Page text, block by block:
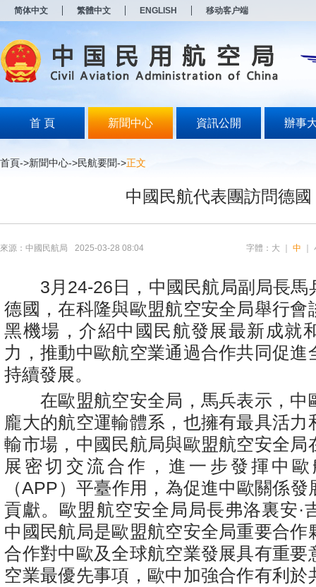
简体中文 繁體中文 ENGLISH 移动客户端
首 頁 新聞中心 資訊公開 辦事
首頁->新聞中心->民航要聞->正文
中國民航代表團訪問德國
來源：中國民航局 2025-03-28 08:04 字體： 大 中
3月24-26日，中國民航局副局長馬
德國，在科隆與歐盟航空安全局舉行會
黑機場，介紹中國民航發展最新成就
力，推動中歐航空業通過合作共同促進
持續發展。
在歐盟航空安全局，馬兵表示，中
龐大的航空運輸體系，也擁有最具活力
輸市場，中國民航局與歐盟航空安全局
展密切交流合作，進一步發揮中
（APP）平臺作用，為促進中歐關係
貢獻。歐盟航空安全局局長弗洛裏安·
中國民航局是歐盟航空安全局重要合作
合作對中歐及全球航空業發展具有重要
空業最優先事項，歐中加強合作有利於
打
开
无
障
说
按
Alt
开